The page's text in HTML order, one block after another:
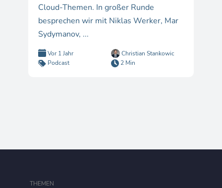
Cloud-Themen. In großer Runde
besprechen wir mit Niklas Werker, Mar
Sydymanov, ...
Vor 1 Jahr
Christian Stankowic
Podcast
2 Min
THEMEN